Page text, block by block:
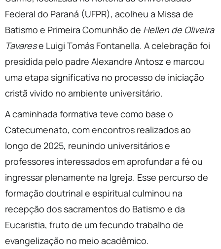
Federal do Paraná (UFPR), acolheu a Missa de
Batismo e Primeira Comunhão de Hellen de Oliveira
Tavarese Luigi Tomás Fontanella. A celebração foi
presidida pelo padre Alexandre Antosz e marcou
uma etapa significativa no processo de iniciação
cristã vivido no ambiente universitário.
A caminhada formativa teve como base o
Catecumenato, com encontros realizados ao
longo de 2025, reunindo universitários e
professores interessados em aprofundar a fé ou
ingressar plenamente na Igreja. Esse percurso de
formação doutrinal e espiritual culminou na
recepção dos sacramentos do Batismo e da
Eucaristia, fruto de um fecundo trabalho de
evangelização no meio acadêmico.